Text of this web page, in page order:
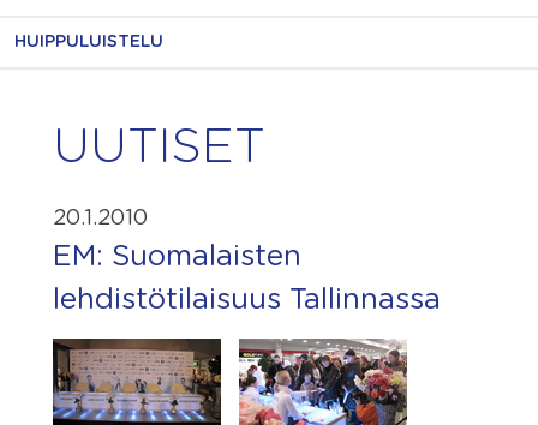
HUIPPULUISTELU
UUTISET
20.1.2010
EM: Suomalaisten
lehdistötilaisuus Tallinnassa